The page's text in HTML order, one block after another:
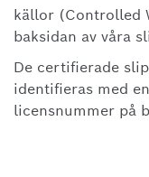
källor (Controlled
baksidan av våra
De certifierade
identifieras med
licensnummer på